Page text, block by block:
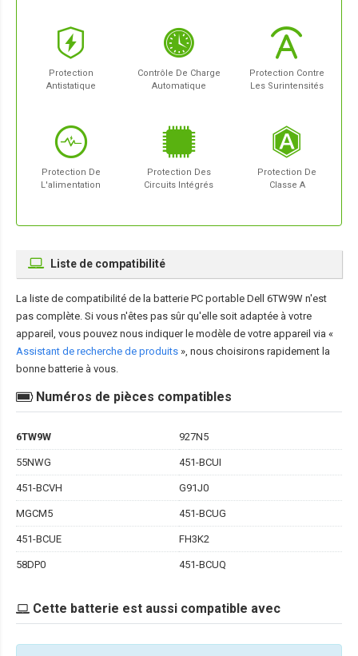
Protection
Antistatique
Contrôle De Charge
Automatique
Protection Contre
Les Surintensités
Protection De
L'alimentation
Protection Des
Circuits Intégrés
Protection De
Classe A
Liste de compatibilité
La liste de compatibilité de la batterie PC portable Dell 6TW9W n'est
pas complète. Si vous n'êtes pas sûr qu'elle soit adaptée à votre
appareil, vous pouvez nous indiquer le modèle de votre appareil via «
Assistant de recherche de produits », nous choisirons rapidement la
bonne batterie à vous.
Numéros de pièces compatibles
6TW9W 927N5
55NWG 451-BCUI
451-BCVH G91J0
MGCM5 451-BCUG
451-BCUE FH3K2
58DP0 451-BCUQ
Cette batterie est aussi compatible avec